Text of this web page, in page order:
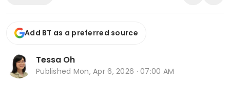
Add BT as a preferred source
Tessa Oh
Published Mon, Apr 6, 2026 · 07:00 AM